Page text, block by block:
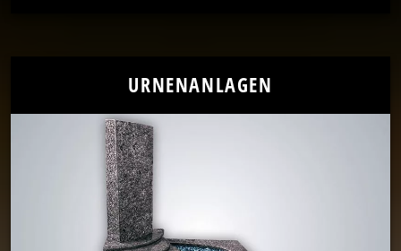
URNENANLAGEN